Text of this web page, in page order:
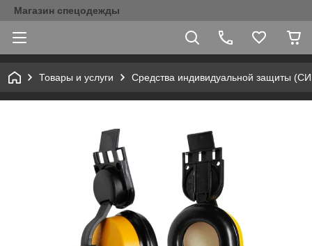
Магазин спецодежды
Товары и услуги Средства индивидуальной